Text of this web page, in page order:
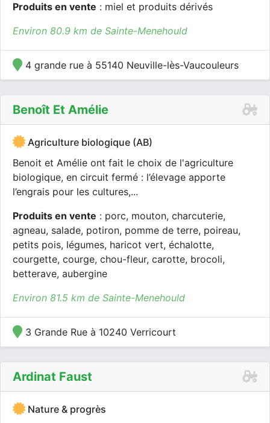
Produits en vente : miel et produits dérivés
Environ 80.9 km de Sainte-Menehould
4 grande rue à 55140 Neuville-lès-Vaucouleurs
Benoît Et Amélie
Agriculture biologique (AB)
Benoit et Amélie ont fait le choix de l'agriculture
biologique, en circuit fermé : l’élevage apporte
l’engrais pour les cultures,...
Produits en vente : porc, mouton, charcuterie,
agneau, salade, potiron, pomme de terre, poireau,
petits pois, légumes, haricot vert, échalotte,
courgette, courge, chou-fleur, carotte, brocoli,
betterave, aubergine
Environ 81.5 km de Sainte-Menehould
3 Grande Rue à 10240 Verricourt
Ardinat Faust
Nature & progrès